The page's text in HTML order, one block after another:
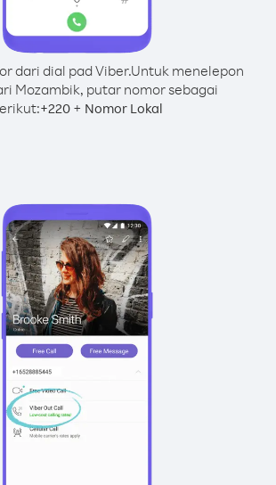
dari dial pad Viber.Untuk menelepon
Mozambik, putar nomor sebagai
+220+ Nomor Lokal